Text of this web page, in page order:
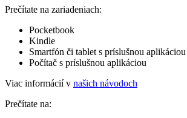
Prečítate na zariadeniach:
Pocketbook
Kindle
Smartfón či tablet s príslušnou aplikáciou
Počítač s príslušnou aplikáciou
Viac informácií v našich návodoch
Prečítate na: